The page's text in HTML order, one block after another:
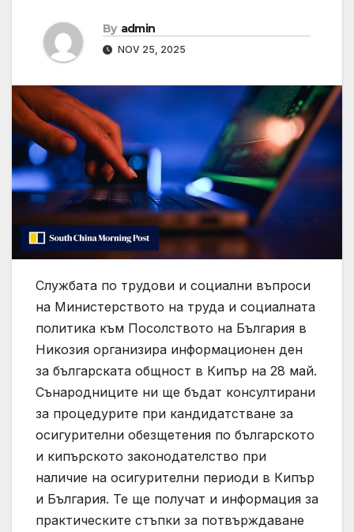
By admin
NOV 25, 2025
Службата по трудови и социални въпроси
на Министерството на труда и социалната
политика към Посолството на България в
Никозия организира информационен ден
за българската общност в Кипър на 28 май.
Сънародниците ни ще бъдат консултирани
за процедурите при кандидатстване за
осигурителни обезщетения по българското
и кипърското законодателство при
наличие на осигурителни периоди в Кипър
и България. Те ще получат и информация за
практическите стъпки за потвърждаване